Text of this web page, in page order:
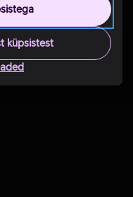
küpsistest